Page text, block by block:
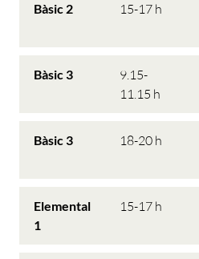
Bàsic 2 15-17 h
Bàsic 3
9.15-
11.15 h
Bàsic 3 18-20 h
Elemental
1
15-17 h